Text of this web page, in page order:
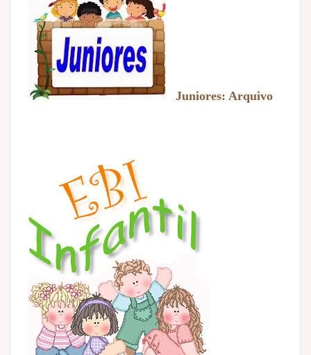
Juniores: Arquivo